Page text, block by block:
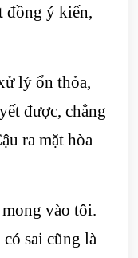
đồng ý kiến,
lý ổn thỏa,
được, chẳng
ra mặt hòa
vào tôi.
sai cũng là